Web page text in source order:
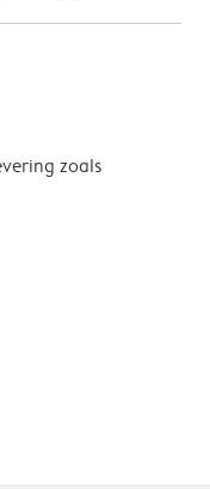
zoals